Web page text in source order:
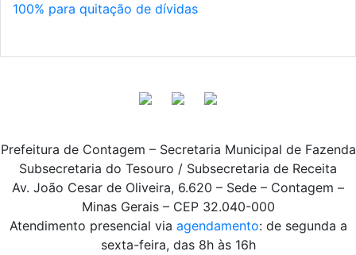
100% para quitação de dívidas
Prefeitura de Contagem – Secretaria Municipal de Fazenda
Subsecretaria do Tesouro / Subsecretaria de Receita
Av. João Cesar de Oliveira, 6.620 – Sede – Contagem –
Minas Gerais – CEP 32.040-000
Atendimento presencial via agendamento: de segunda a
sexta-feira, das 8h às 16h